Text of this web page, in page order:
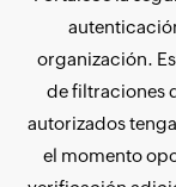
organización.
de filtraciones
autorizados
el momento